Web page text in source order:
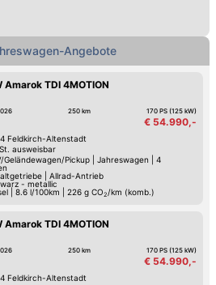
Angebote
Amarok TDI 4MOTION
250 km 170 PS (125 kW)
€ 54.990,-
Feldkirch-Altenstadt
ausweisbar
Geländewagen/Pickup| Jahreswagen
4
| Allrad-Antrieb
- metallic
8.6 l/100km 226 g CO2 /km (komb.)
Amarok TDI 4MOTION
250 km 170 PS (125 kW)
€ 54.990,-
Feldkirch-Altenstadt